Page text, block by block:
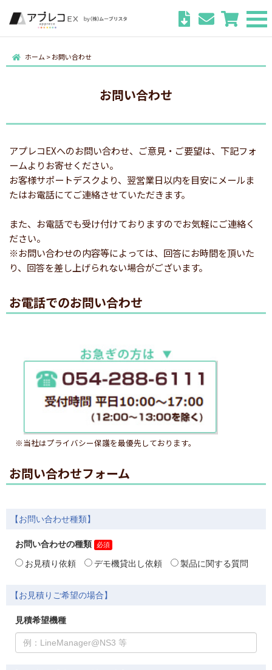
ホーム >お問い合わせ
お問い合わせ
アプレコEXへのお問い合わせ、ご意見・ご要望は、下記フォ
ームよりお寄せください。
お客様サポートデスクより、翌営業日以内を目安にメールま
たはお電話にてご連絡させていただきます。
また、お電話でも受け付けておりますのでお気軽にご連絡く
ださい。
※お問い合わせの内容等によっては、回答にお時間を頂いた
り、回答を差し上げられない場合がございます。
お電話でのお問い合わせ
※当社はプライバシー保護を最優先しております。
お問い合わせフォーム